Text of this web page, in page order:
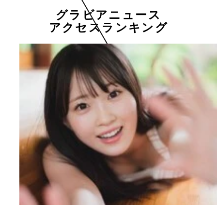
グラビアニュース
アクセスランキング